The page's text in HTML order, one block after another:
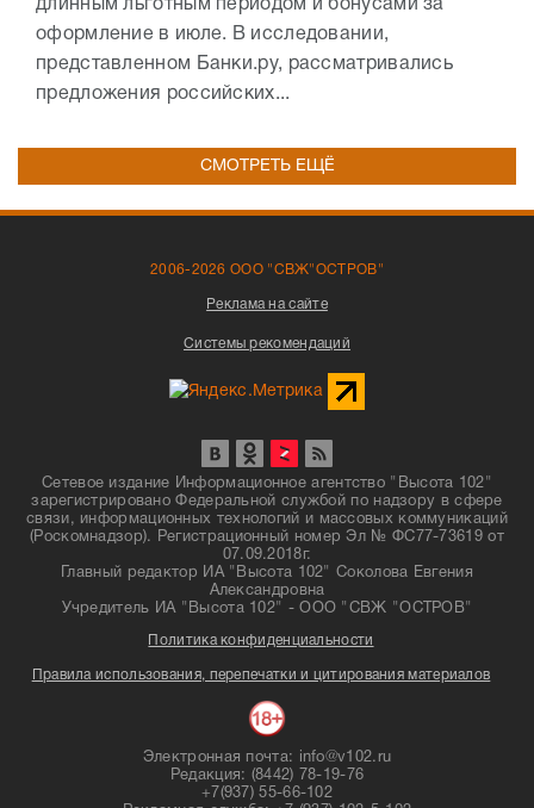
длинным льготным периодом и бонусами за
оформление в июле. В исследовании,
представленном Банки.ру, рассматривались
предложения российских...
СМОТРЕТЬ ЕЩЁ
2006-2026 ООО "СВЖ"ОСТРОВ"
Реклама на сайте
Системы рекомендаций
Сетевое издание Информационное агентство "Высота 102"
зарегистрировано Федеральной службой по надзору в сфере
связи, информационных технологий и массовых коммуникаций
(Роскомнадзор). Регистрационный номер Эл № ФС77-73619 от
07.09.2018г.
Главный редактор ИА "Высота 102" Соколова Евгения
Александровна
Учредитель ИА "Высота 102" - ООО "СВЖ "ОСТРОВ"
Политика конфиденциальности
Правила использования, перепечатки и цитирования материалов
Электронная почта: info@v102.ru
Редакция: (8442) 78-19-76
+7(937) 55-66-102